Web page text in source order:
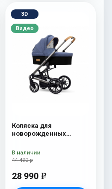
3D
Видео
Коляска для
новорожденных
44 490 р
28 990 e
В наличии